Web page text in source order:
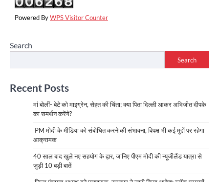
Powered ByWPS Visitor Counter
Search
Search
Recent Posts
मां बोलीं- बेटे को माइग्रेन, सेहत की चिंता; क्या पिता दिल्ली आकर अभिजीत दीपके
का समर्थन करेंगे?
PM मोदी के मीडिया को संबोधित करने की संभावना, विपक्ष भी कई मुद्दों पर रहेगा
आक्रामक
40 साल बाद खुले नए सहयोग के द्वार, जानिए पीएम मोदी की न्यूजीलैंड यात्रा से
जुड़ी 10 बड़ी बातें